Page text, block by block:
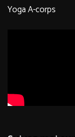
Yoga A-corps